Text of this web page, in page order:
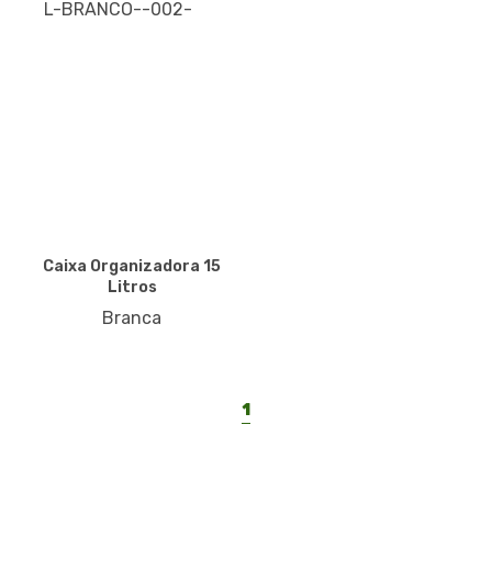
Caixa Organizadora 15
Litros
Branca
1